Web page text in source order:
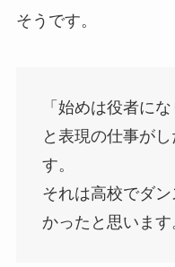
そうです。
「始めは役者に
と表現の仕事が
す。
それは高校でダ
かったと思います